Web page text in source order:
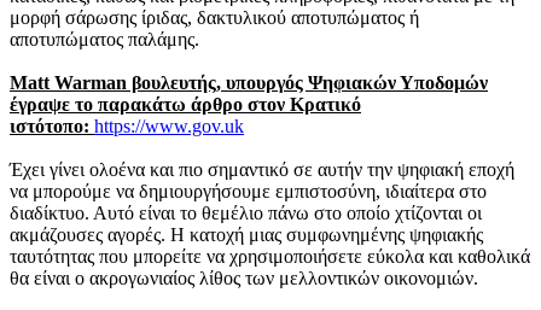
μορφή σάρωσης ίριδας, δακτυλικού αποτυπώματος ή
αποτυπώματος παλάμης.
Matt Warman βουλευτής, υπουργός Ψηφιακών Υποδομών
έγραψε το παρακάτω άρθρο στον Κρατικό
ιστότοπο: https://www.gov.uk
Έχει γίνει ολοένα και πιο σημαντικό σε αυτήν την ψηφιακή εποχή
να μπορούμε να δημιουργήσουμε εμπιστοσύνη, ιδιαίτερα στο
διαδίκτυο. Αυτό είναι το θεμέλιο πάνω στο οποίο χτίζονται οι
ακμάζουσες αγορές. Η κατοχή μιας συμφωνημένης ψηφιακής
ταυτότητας που μπορείτε να χρησιμοποιήσετε εύκολα και καθολικά
θα είναι ο ακρογωνιαίος λίθος των μελλοντικών οικονομιών.